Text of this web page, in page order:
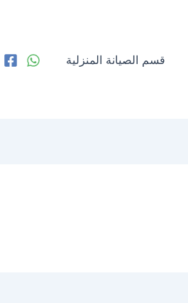
قسم الصيانة المنزلية